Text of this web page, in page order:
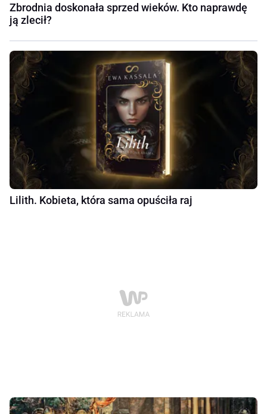
Zbrodnia doskonała sprzed wieków. Kto naprawdę
ją zlecił?
Lilith. Kobieta, która sama opuściła raj